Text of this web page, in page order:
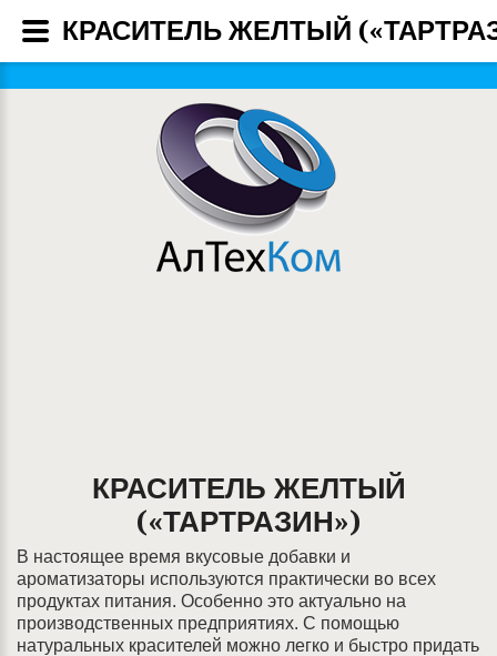
КРАСИТЕЛЬ ЖЕЛТЫЙ
(«ТАРТРАЗИН»)
В настоящее время вкусовые добавки и
ароматизаторы используются практически во всех
продуктах питания. Особенно это актуально на
производственных предприятиях. С помощью
натуральных красителей можно легко и быстро придать
КРАСИТЕЛЬ ЖЕЛТЫЙ